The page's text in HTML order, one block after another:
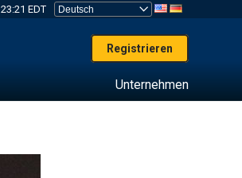
23:21 EDT
Registrieren
Unternehmen